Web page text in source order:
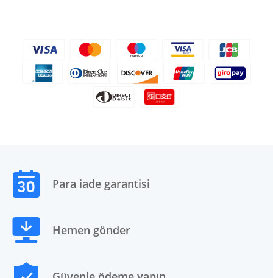
Para iade garantisi
Hemen gönder